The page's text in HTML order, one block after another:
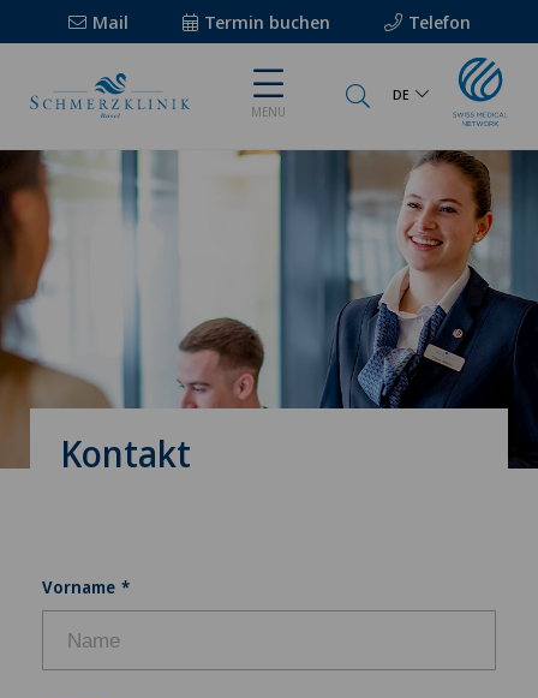
Mail Termin buchen Telefon
MENU
DE
Kontakt
Vorname